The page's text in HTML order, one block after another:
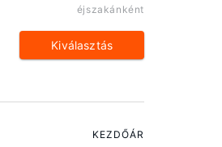
éjszakánként
Kiválasztás
KEZDŐÁR